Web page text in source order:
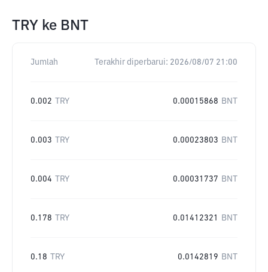
TRY ke BNT
Jumlah Terakhir diperbarui: 2026/08/07 21:00
0.002 TRY 0.00015868 BNT
0.003 TRY 0.00023803 BNT
0.004 TRY 0.00031737 BNT
0.178 TRY 0.01412321 BNT
0.18 TRY 0.0142819 BNT